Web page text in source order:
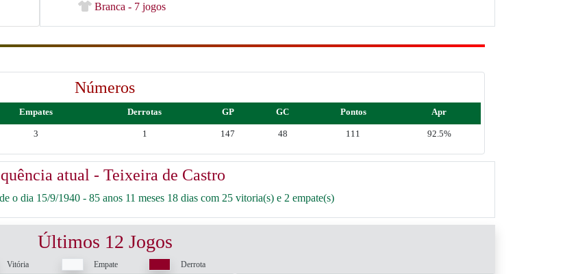
Branca - 7 jogos
Números
Empates Derrotas GP GC Pontos Apr
3 1 147 48 111 92.5%
atual - Teixeira de Castro
o dia 15/9/1940 - 85 anos 11 meses 18 dias com 25 vitoria(s) e 2 empate(s)
Últimos 12 Jogos
Vitória Empate Derrota